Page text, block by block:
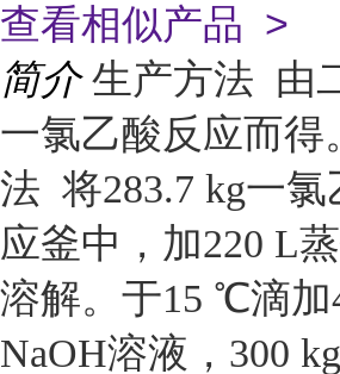
查看相似产品 >
简介 生产方法 由
一氯乙酸反应而得
法 将283.7 kg一氯
应釜中，加220 L
溶解。于15 ℃滴加
NaOH溶液，300